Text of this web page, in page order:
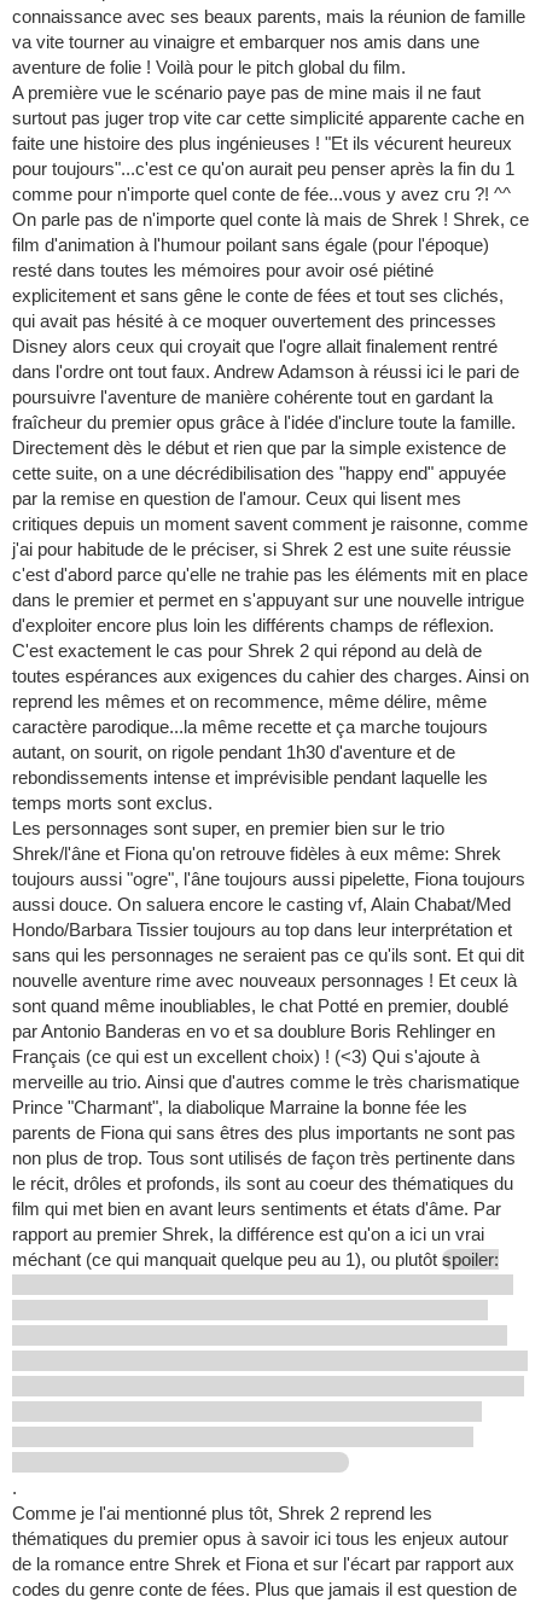
connaissance avec ses beaux parents, mais la réunion de famille
va vite tourner au vinaigre et embarquer nos amis dans une
aventure de folie ! Voilà pour le pitch global du film.
A première vue le scénario paye pas de mine mais il ne faut
surtout pas juger trop vite car cette simplicité apparente cache en
faite une histoire des plus ingénieuses ! "Et ils vécurent heureux
pour toujours"...c'est ce qu'on aurait peu penser après la fin du 1
comme pour n'importe quel conte de fée...vous y avez cru ?! ^^
On parle pas de n'importe quel conte là mais de Shrek ! Shrek, ce
film d'animation à l'humour poilant sans égale (pour l'époque)
resté dans toutes les mémoires pour avoir osé piétiné
explicitement et sans gêne le conte de fées et tout ses clichés,
qui avait pas hésité à ce moquer ouvertement des princesses
Disney alors ceux qui croyait que l'ogre allait finalement rentré
dans l'ordre ont tout faux. Andrew Adamson à réussi ici le pari de
poursuivre l'aventure de manière cohérente tout en gardant la
fraîcheur du premier opus grâce à l'idée d'inclure toute la famille.
Directement dès le début et rien que par la simple existence de
cette suite, on a une décrédibilisation des "happy end" appuyée
par la remise en question de l'amour. Ceux qui lisent mes
critiques depuis un moment savent comment je raisonne, comme
j'ai pour habitude de le préciser, si Shrek 2 est une suite réussie
c'est d'abord parce qu'elle ne trahie pas les éléments mit en place
dans le premier et permet en s'appuyant sur une nouvelle intrigue
d'exploiter encore plus loin les différents champs de réflexion.
C'est exactement le cas pour Shrek 2 qui répond au delà de
toutes espérances aux exigences du cahier des charges. Ainsi on
reprend les mêmes et on recommence, même délire, même
caractère parodique...la même recette et ça marche toujours
autant, on sourit, on rigole pendant 1h30 d'aventure et de
rebondissements intense et imprévisible pendant laquelle les
temps morts sont exclus.
Les personnages sont super, en premier bien sur le trio
Shrek/l'âne et Fiona qu'on retrouve fidèles à eux même: Shrek
toujours aussi "ogre", l'âne toujours aussi pipelette, Fiona toujours
aussi douce. On saluera encore le casting vf, Alain Chabat/Med
Hondo/Barbara Tissier toujours au top dans leur interprétation et
sans qui les personnages ne seraient pas ce qu'ils sont. Et qui dit
nouvelle aventure rime avec nouveaux personnages ! Et ceux là
sont quand même inoubliables, le chat Potté en premier, doublé
par Antonio Banderas en vo et sa doublure Boris Rehlinger en
Français (ce qui est un excellent choix) ! (<3) Qui s'ajoute à
merveille au trio. Ainsi que d'autres comme le très charismatique
Prince "Charmant", la diabolique Marraine la bonne fée les
parents de Fiona qui sans êtres des plus importants ne sont pas
non plus de trop. Tous sont utilisés de façon très pertinente dans
le récit, drôles et profonds, ils sont au coeur des thématiques du
film qui met bien en avant leurs sentiments et états d'âme. Par
rapport au premier Shrek, la différence est qu'on a ici un vrai
méchant (ce qui manquait quelque peu au 1), ou plutôt spoiler:
.
Comme je l'ai mentionné plus tôt, Shrek 2 reprend les
thématiques du premier opus à savoir ici tous les enjeux autour
de la romance entre Shrek et Fiona et sur l'écart par rapport aux
codes du genre conte de fées. Plus que jamais il est question de